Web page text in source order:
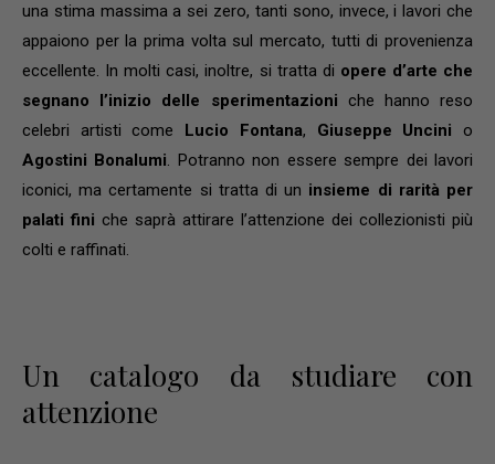
una stima massima a sei zero, tanti sono, invece, i lavori che
appaiono per la prima volta sul mercato, tutti di provenienza
eccellente. In molti casi, inoltre, si tratta di opere d’arte che
segnano l’inizio delle sperimentazioni che hanno reso
celebri artisti come Lucio Fontana, Giuseppe Uncini o
Agostini Bonalumi. Potranno non essere sempre dei lavori
iconici, ma certamente si tratta di un insieme di rarità per
palati fini che saprà attirare l’attenzione dei collezionisti più
colti e raffinati.
Un catalogo da studiare con
attenzione